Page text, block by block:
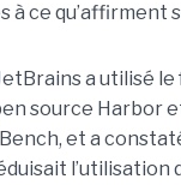
à ce qu’affirment
a utilisé
source Harbor
et a